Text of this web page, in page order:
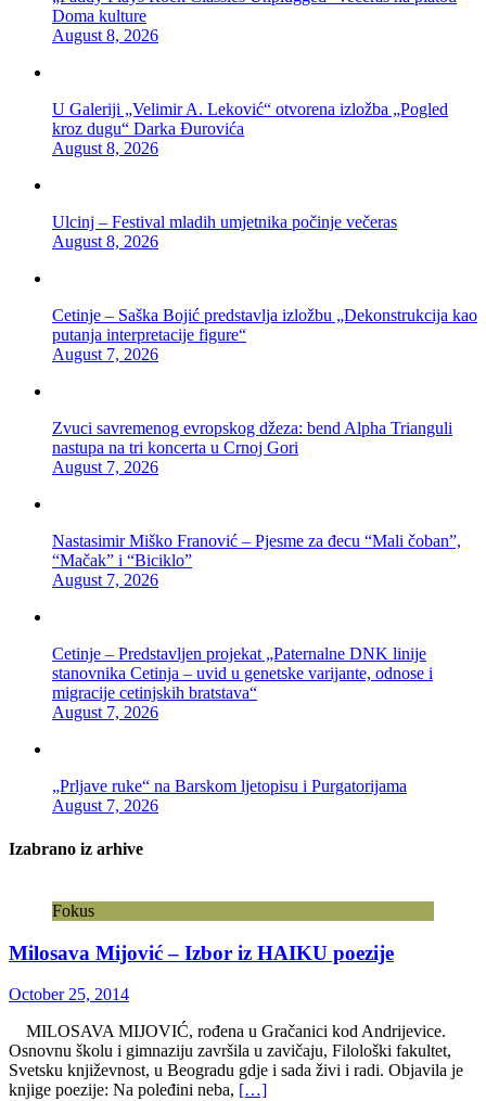
Doma kulture
August 8, 2026
U Galeriji „Velimir A. Leković“ otvorena izložba „Pogled
kroz dugu“ Darka Đurovića
August 8, 2026
Ulcinj – Festival mladih umjetnika počinje večeras
August 8, 2026
Cetinje – Saška Bojić predstavlja izložbu „Dekonstrukcija kao
putanja interpretacije figure“
August 7, 2026
Zvuci savremenog evropskog džeza: bend Alpha Trianguli
nastupa na tri koncerta u Crnoj Gori
August 7, 2026
Nastasimir Miško Franović – Pjesme za đecu “Mali čoban”,
“Mačak” i “Biciklo”
August 7, 2026
Cetinje – Predstavljen projekat „Paternalne DNK linije
stanovnika Cetinja – uvid u genetske varijante, odnose i
migracije cetinjskih bratstava“
August 7, 2026
„Prljave ruke“ na Barskom ljetopisu i Purgatorijama
August 7, 2026
Izabrano iz arhive
Fokus
Milosava Mijović – Izbor iz HAIKU poezije
October 25, 2014
MILOSAVA MIJOVIĆ, rođena u Gračanici kod Andrijevice.
Osnovnu školu i gimnaziju završila u zavičaju, Filološki fakultet,
Svetsku književnost, u Beogradu gdje i sada živi i radi. Objavila je
knjige poezije: Na poleđini neba, […]